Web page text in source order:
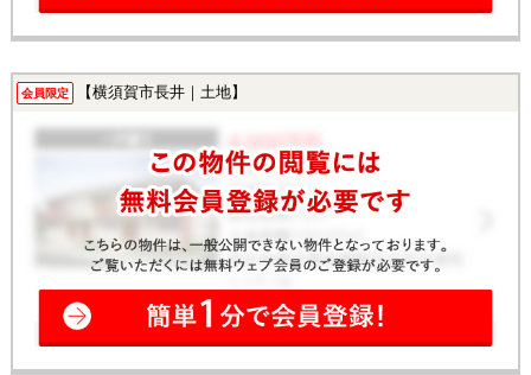
会員限定 【横須賀市長井｜土地】